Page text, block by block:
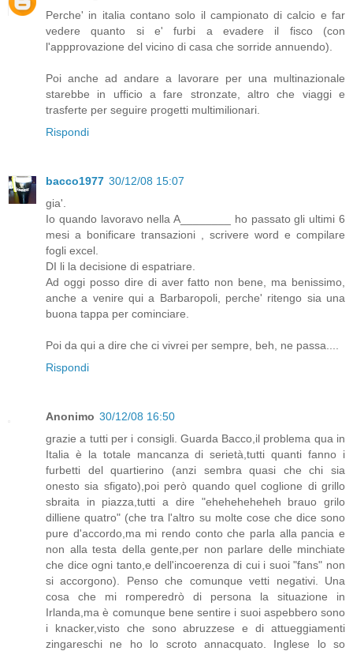
Perche' in italia contano solo il campionato di calcio e far
vedere quanto si e' furbi a evadere il fisco (con
l'appprovazione del vicino di casa che sorride annuendo).
Poi anche ad andare a lavorare per una multinazionale
starebbe in ufficio a fare stronzate, altro che viaggi e
trasferte per seguire progetti multimilionari.
Rispondi
bacco1977 30/12/08 15:07
gia'.
Io quando lavoravo nella A________ ho passato gli ultimi 6
mesi a bonificare transazioni , scrivere word e compilare
fogli excel.
DI li la decisione di espatriare.
Ad oggi posso dire di aver fatto non bene, ma benissimo,
anche a venire qui a Barbaropoli, perche' ritengo sia una
buona tappa per cominciare.
Poi da qui a dire che ci vivrei per sempre, beh, ne passa....
Rispondi
Anonimo 30/12/08 16:50
grazie a tutti per i consigli. Guarda Bacco,il problema qua in
Italia è la totale mancanza di serietà,tutti quanti fanno i
furbetti del quartierino (anzi sembra quasi che chi sia
onesto sia sfigato),poi però quando quel coglione di grillo
sbraita in piazza,tutti a dire "eheheheheheh brauo grilo
dilliene quatro" (che tra l'altro su molte cose che dice sono
pure d'accordo,ma mi rendo conto che parla alla pancia e
non alla testa della gente,per non parlare delle minchiate
che dice ogni tanto,e dell'incoerenza di cui i suoi "fans" non
si accorgono). Penso che comunque vetti negativi. Una
cosa che mi romperedrò di persona la situazione in
Irlanda,ma è comunque bene sentire i suoi aspebbero sono
i knacker,visto che sono abruzzese e di attueggiamenti
zingareschi ne ho lo scroto annacquato. Inglese lo so